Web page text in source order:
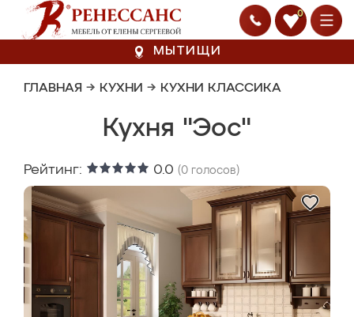
0
МЫТИЩИ
ГЛАВНАЯ → КУХНИ → КУХНИ КЛАССИКА
Кухня "Эос"
Рейтинг: 0.0 (0 голосов)